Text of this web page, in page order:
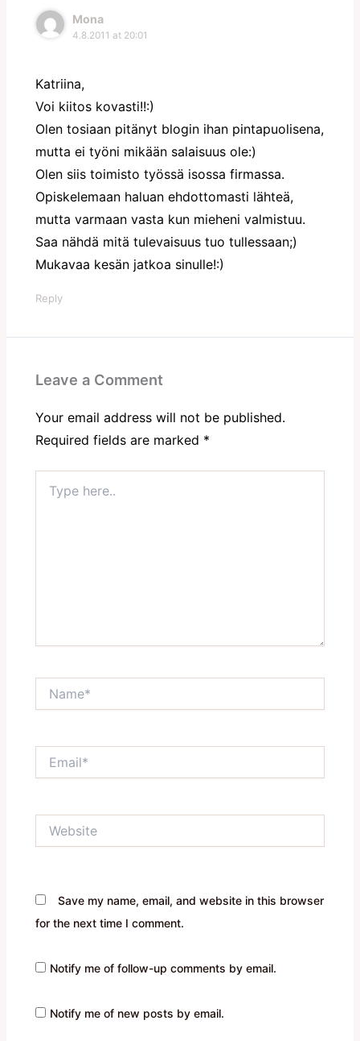
Mona
4.8.2011 at 20:01
Katriina,
Voi kiitos kovasti!!:)
Olen tosiaan pitänyt blogin ihan pintapuolisena,
mutta ei työni mikään salaisuus ole:)
Olen siis toimisto työssä isossa firmassa.
Opiskelemaan haluan ehdottomasti lähteä,
mutta varmaan vasta kun mieheni valmistuu.
Saa nähdä mitä tulevaisuus tuo tullessaan;)
Mukavaa kesän jatkoa sinulle!:)
Reply
Leave a Comment
Your email address will not be published.
Required fields are marked *
here..
Save my name, email, and website in this browser
for the next time I comment.
Notify me of follow-up comments by email.
Notify me of new posts by email.